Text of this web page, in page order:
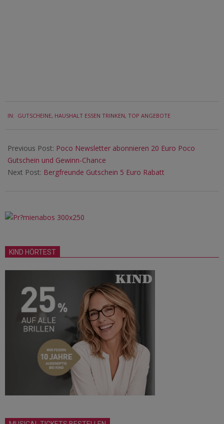
01-
IN: GUTSCHEINE, HAUSHALT ESSEN TRINKEN, TOP ANGEBOTE
Previous Post: Poco Newsletter abonnieren 20 Euro Poco
Gutschein und Gewinn-Chance
Next Post: Bergfreunde Gutschein 5 Euro Rabatt
KIND HÖRTEST